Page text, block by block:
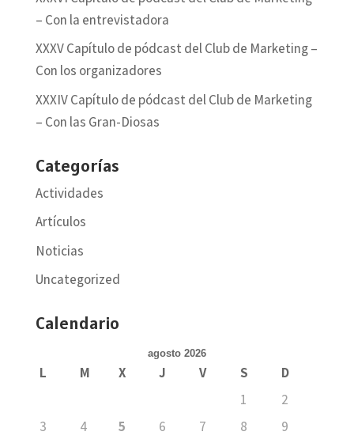
– Con la entrevistadora
XXXV Capítulo de pódcast del Club de Marketing –
Con los organizadores
XXXIV Capítulo de pódcast del Club de Marketing
– Con las Gran-Diosas
Categorías
Actividades
Artículos
Noticias
Uncategorized
Calendario
agosto 2026
L M X J V S
D
1
2
3
4 5 6 7 8
9